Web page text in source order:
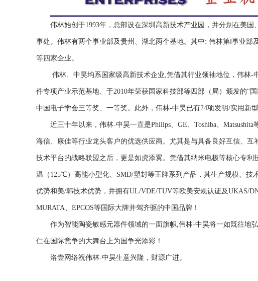
伟林始创于1993年，总部设在深圳高新技术产业园，并分别在美
事处。伟林有两个事业部及贵州、湖北两个基地。其中: 伟林第Ⅰ事业
等四家企业。
伟林、中昊均系国家级高新技术企业,凭借其行业领袖地位，伟林
件专项产业示范基地、于2010年荣获国家科技部等四部（局）颁发的“
中国电子学会三等奖、一等奖。此外，伟林-中昊已有24项发明/实用新
近三十年以来，伟林-中昊一直是Philips、GE、Toshiba、
海信、康佳等行业龙头客户的优选供应商。尤其是与具备良好互信、
技术平台的战略联盟之后，更是如虎添翼。凭借其纳米电极等核心专
温（125℃）高能小型化、SMD/塑封等王牌系列产品，其生产规模、
优势和美/韩技术优势，并拥有UL/VDE/TUV等欧美安规认证及UKAS/
MURATA、EPCOS等国际大牌并驾齐驱的中国品牌！
作为智能陶瓷敏感元器件领域的一面旗帜,伟林-中昊将一如既往地
仁在国际竞争的大舞台上为国争光添彩！
洛壹网络祝伟林-中昊生意兴隆，财源广进。